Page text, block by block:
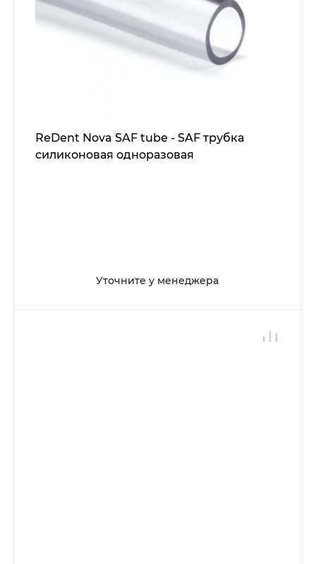
ReDent Nova SAF tube - SAF трубка
силиконовая одноразовая
Уточните у менеджера